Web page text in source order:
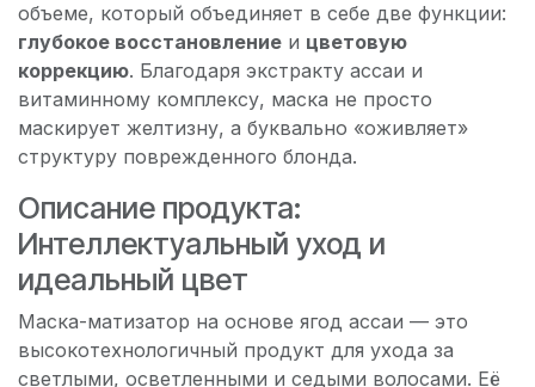
объеме, который объединяет в себе две функции:
глубокое восстановление и цветовую
коррекцию. Благодаря экстракту ассаи и
витаминному комплексу, маска не просто
маскирует желтизну, а буквально «оживляет»
структуру поврежденного блонда.
Описание продукта:
Интеллектуальный уход и
идеальный цвет
Маска-матизатор на основе ягод ассаи — это
высокотехнологичный продукт для ухода за
светлыми, осветленными и седыми волосами. Её